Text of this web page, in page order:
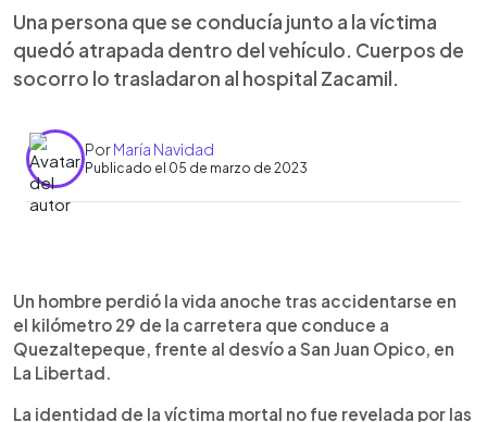
Una persona que se conducía junto a la víctima
quedó atrapada dentro del vehículo. Cuerpos de
socorro lo trasladaron al hospital Zacamil.
PorMaría Navidad
Publicado el 05 de marzo de 2023
► Escuchar artículo
Un hombre perdió la vida anoche tras accidentarse en
el kilómetro 29 de la carretera que conduce a
Quezaltepeque, frente al desvío a San Juan Opico, en
La Libertad.
La identidad de la víctima mortal no fue revelada por las